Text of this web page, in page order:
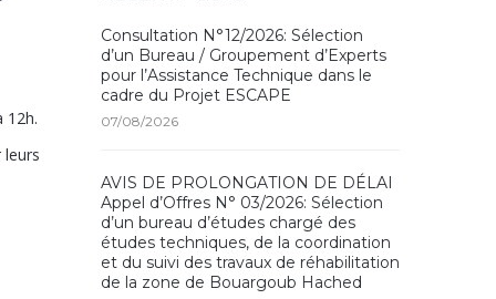
12h.
Consultation N°12/2026: Sélection
d’un Bureau / Groupement d’Experts
pour l’Assistance Technique dans le
cadre du Projet ESCAPE
07/08/2026
AVIS DE PROLONGATION DE DÉLAI
Appel d’Offres N° 03/2026: Sélection
d’un bureau d’études chargé des
études techniques, de la coordination
et du suivi des travaux de réhabilitation
de la zone de Bouargoub Hached